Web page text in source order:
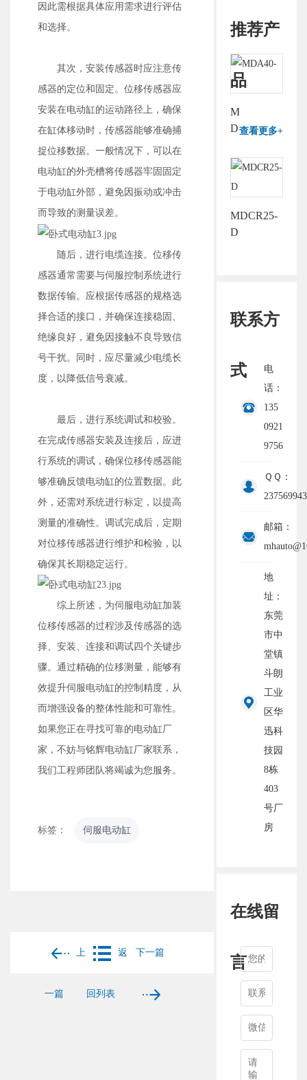
因此需根据具体应用需求进行评估
和选择。
其次，安装传感器时应注意传
感器的定位和固定。位移传感器应
安装在电动缸的运动路径上，确保
在缸体移动时，传感器能够准确捕
捉位移数据。一般情况下，可以在
电动缸的外壳槽将传感器牢固固定
于电动缸外部，避免因振动或冲击
而导致的测量误差。
随后，进行电缆连接。位移传
感器通常需要与伺服控制系统进行
数据传输。应根据传感器的规格选
择合适的接口，并确保连接稳固、
绝缘良好，避免因接触不良导致信
号干扰。同时，应尽量减少电缆长
度，以降低信号衰减。
最后，进行系统调试和校验。
在完成传感器安装及连接后，应进
行系统的调试，确保位移传感器能
够准确反馈电动缸的位置数据。此
外，还需对系统进行标定，以提高
测量的准确性。调试完成后，定期
对位移传感器进行维护和检验，以
确保其长期稳定运行。
综上所述，为伺服电动缸加装
位移传感器的过程涉及传感器的选
择、安装、连接和调试四个关键步
骤。通过精确的位移测量，能够有
效提升伺服电动缸的控制精度，从
而增强设备的整体性能和可靠性。
如果您正在寻找可靠的电动缸厂
家，不妨与铭辉电动缸厂家联系，
我们工程师团队将竭诚为您服务。
标签： 伺服电动缸
上
一篇
返
回列表
下一篇
推荐产
品
查看更多+
MDA40-
D
MDCR25-
D
联系方
式
电
话：
135
0921
9756
ＱＱ：
邮箱：
地
址：
东莞
市中
堂镇
斗朗
工业
区华
迅科
技园
8栋
403
号厂
房
在线留
言